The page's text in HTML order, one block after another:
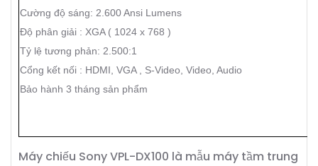
Cường độ sáng: 2.600 Ansi Lumens
Độ phân giải : XGA ( 1024 x 768 )
Tỷ lệ tương phản: 2.500:1
Cổng kết nối : HDMI, VGA , S-Video, Video, Audio
Bảo hành 3 tháng sản phẩm
Máy chiếu Sony VPL-DX100 là mẫu máy tầm trung